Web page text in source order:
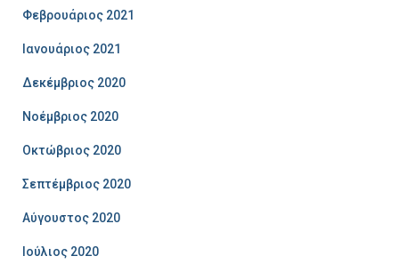
Φεβρουάριος 2021
Ιανουάριος 2021
Δεκέμβριος 2020
Νοέμβριος 2020
Οκτώβριος 2020
Σεπτέμβριος 2020
Αύγουστος 2020
Ιούλιος 2020